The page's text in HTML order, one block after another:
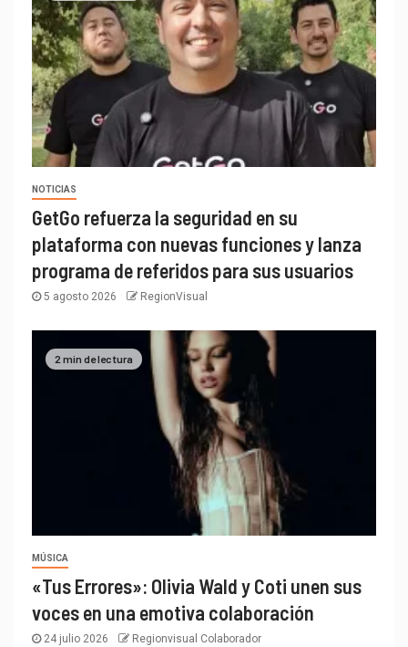
NOTICIAS
GetGo refuerza la seguridad en su
plataforma con nuevas funciones y lanza
programa de referidos para sus usuarios
5 agosto 2026 RegionVisual
2 min de lectura
MÚSICA
«Tus Errores»: Olivia Wald y Coti unen sus
voces en una emotiva colaboración
24 julio 2026 Regionvisual Colaborador